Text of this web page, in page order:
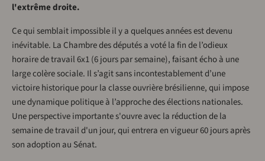
l'extrême droite.
Ce qui semblait impossible il y a quelques années est devenu
inévitable. La Chambre des députés a voté la fin de l’odieux
horaire de travail 6x1 (6 jours par semaine), faisant écho à une
large colère sociale. Il s’agit sans incontestablement d’une
victoire historique pour la classe ouvrière brésilienne, qui impose
une dynamique politique à l’approche des élections nationales.
Une perspective importante s'ouvre avec la réduction de la
semaine de travail d'un jour, qui entrera en vigueur 60 jours après
son adoption au Sénat.